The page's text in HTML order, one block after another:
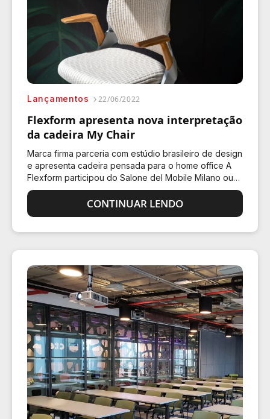
Lançamentos 22/06/2022
Flexform apresenta nova interpretação
da cadeira My Chair
Marca firma parceria com estúdio brasileiro de design
e apresenta cadeira pensada para o home office A
Flexform participou do Salone del Mobile Milano ou
Salão do Móvel de Milão, o maior evento
internacional de design…CONTINUAR LENDO